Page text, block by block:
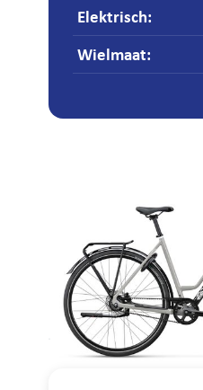
Elektrisch:
Wielmaat: